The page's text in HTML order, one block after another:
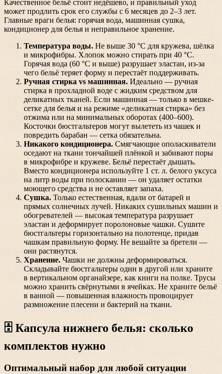
Качественное бельё стоит недёшево, и правильный уход
может продлить срок его службы с 6 месяцев до 2–3 лет.
Главные враги белья: горячая вода, машинная сушка,
кондиционер для белья и неправильное хранение.
Температура воды. Не выше 30 °C для кружева, шёлка
и микрофибры. Хлопок можно стирать при 40 °C.
Горячая вода (60 °C и выше) разрушает эластан, из-за
чего бельё теряет форму и перестаёт поддерживать.
Ручная стирка vs машинная. Идеально — ручная
стирка в прохладной воде с жидким средством для
деликатных тканей. Если машинная — только в мешке-
сетке для белья и на режиме «деликатная стирка» без
отжима или на минимальных оборотах (400–600).
Косточки бюстгальтеров могут вылететь из чашек и
повредить барабан — сетка обязательна.
Никакого кондиционера. Смягчающие ополаскиватели
оседают на ткани тончайшей плёнкой и забивают поры
в микрофибре и кружеве. Бельё перестаёт дышать.
Вместо кондиционера используйте 1 ст. л. белого уксуса
на литр воды при полоскании — он удаляет остатки
моющего средства и не оставляет запаха.
Сушка. Только естественная, вдали от батарей и
прямых солнечных лучей. Никаких сушильных машин и
обогревателей — высокая температура разрушает
эластан и деформирует поролоновые чашки. Сушите
бюстгальтеры горизонтально на полотенце, придав
чашкам правильную форму. Не вешайте за бретели —
они растянутся.
Хранение. Чашки не должны деформироваться.
Складывайте бюстгальтеры один в другой или храните
в вертикальном органайзере, как книги на полке. Трусы
можно хранить свёрнутыми в ячейках. Не храните бельё
в ванной — повышенная влажность провоцирует
размножение плесени и бактерий на ткани.
🗄️ Капсула нижнего белья: сколько
комплектов нужно
Оптимальный набор для любой ситуации